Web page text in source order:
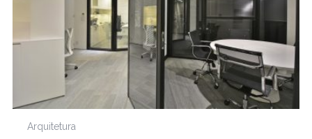
Arquitetura